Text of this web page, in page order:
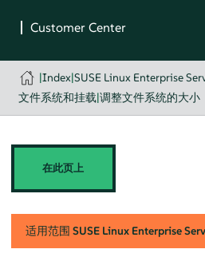
|Index|SUSE Linux Enterprise
文件系统和挂载|调整文件系统的大小
在此页上
适用范围 SUSE Linux Enterprise